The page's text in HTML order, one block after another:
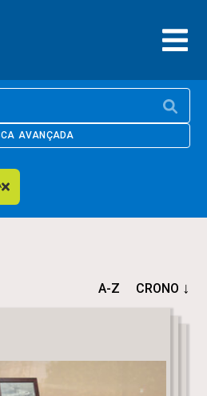
AVANÇADA
A-Z CRONO